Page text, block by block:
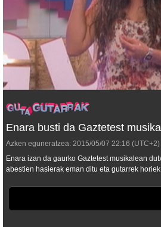
Enara busti da Gaztetest
Azken eguneratzea: 2015/05/07 22:16 (UTC+2)
Enara izan da gaurko Gaztetest musikalean
abestien hasierak eman ditu eta gutarrek